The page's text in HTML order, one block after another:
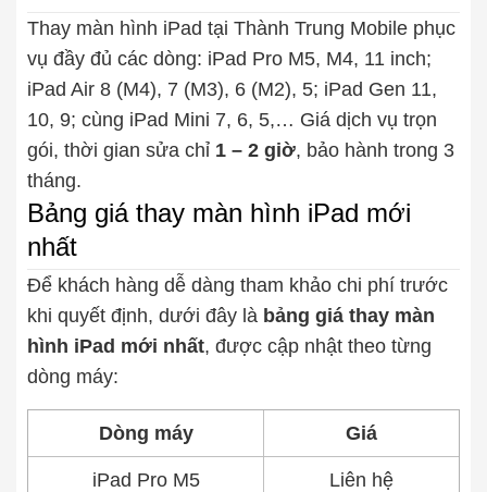
Thay màn hình Thay pin Ép kính Thay camera
Thay loa Thay kính lưng Thay vỏ Thay chân sạc
Thay mic Thay rung Thay main Unlock - Mở Khoá
Thay màn hình
Màn hình Xiaomi Màn hình Realme Màn hình Vivo
Thay pin
Pin iPhone Pin Samsumg Pin Oppo Pin Xiaomi
Pin Realme
Thay vỏ
Vỏ iPhone Vỏ Xiaomi
Vỏ Huawei Vỏ Vivo
Thay màn hình iPad tại Thành Trung Mobile phục
vụ đầy đủ các dòng: iPad Pro M5, M4, 11 inch;
iPad Air 8 (M4), 7 (M3), 6 (M2), 5; iPad Gen 11,
10, 9; cùng iPad Mini 7, 6, 5,… Giá dịch vụ trọn
gói, thời gian sửa chỉ 1 – 2 giờ, bảo hành trong 3
tháng.
Bảng giá thay màn hình iPad mới
nhất
Để khách hàng dễ dàng tham khảo chi phí trước
khi quyết định, dưới đây là bảng giá thay màn
hình iPad mới nhất, được cập nhật theo từng
dòng máy:
Dòng máy Giá
iPad Pro M5 Liên hệ